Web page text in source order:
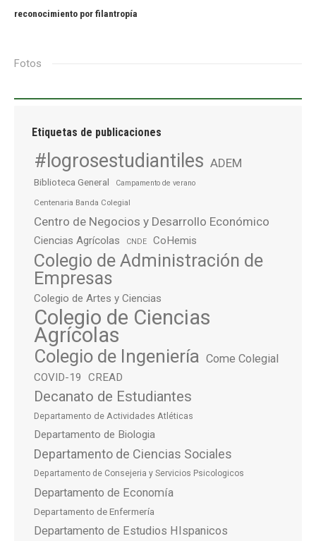
reconocimiento por filantropía
Fotos
Etiquetas de publicaciones
#logrosestudiantiles ADEM
Biblioteca General Campamento de verano
Centenaria Banda Colegial
Centro de Negocios y Desarrollo Económico
Ciencias Agrícolas CNDE CoHemis
Colegio de Administración de
Empresas
Colegio de Artes y Ciencias
Colegio de Ciencias
Agrícolas
Colegio de Ingeniería Come Colegial
COVID-19 CREAD
Decanato de Estudiantes
Departamento de Actividades Atléticas
Departamento de Biologia
Departamento de Ciencias Sociales
Departamento de Consejeria y Servicios Psicologicos
Departamento de Economía
Departamento de Enfermería
Departamento de Estudios HIspanicos